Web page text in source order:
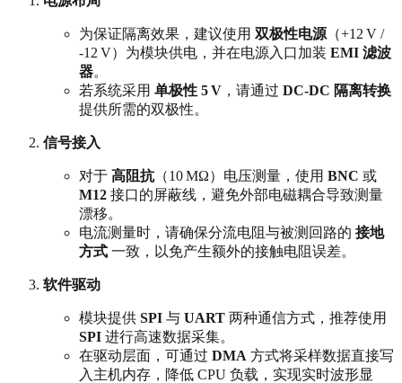
为保证隔离效果，建议使用 双极性电源 （+12 V /
-12 V）为模块供电，并在电源入口加装 EMI 滤波
器。
若系统采用 单极性 5 V ，请通过 DC‑DC 隔离转换
提供所需的双极性。
信号接入
对于 高阻抗（10 MΩ）电压测量，使用 BNC 或
M12 接口的屏蔽线，避免外部电磁耦合导致测量
漂移。
电流测量时，请确保分流电阻与被测回路的 接地
方式 一致，以免产生额外的接触电阻误差。
软件驱动
模块提供 SPI 与 UART 两种通信方式，推荐使用
SPI 进行高速数据采集。
在驱动层面，可通过 DMA 方式将采样数据直接写
入主机内存，降低 CPU 负载，实现实时波形显